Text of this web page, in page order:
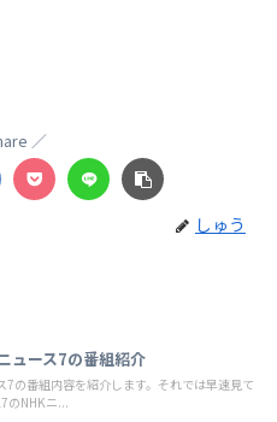
しゅう
ュース7の番組紹介
7の番組内容を紹介します。それでは早速見て
のNHKニ...